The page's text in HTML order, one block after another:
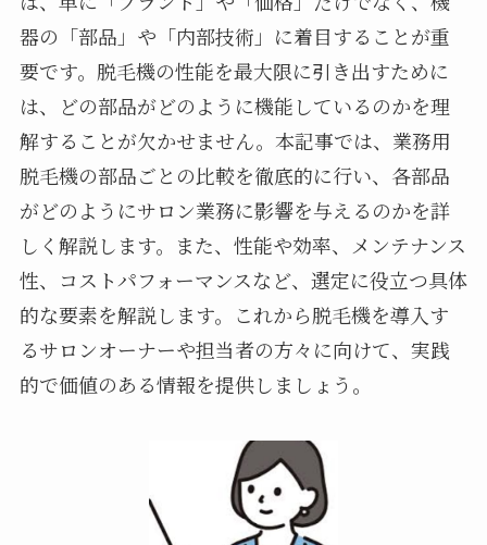
器の「部品」や「内部技術」に着目することが重
要です。脱毛機の性能を最大限に引き出すために
は、どの部品がどのように機能しているのかを理
解することが欠かせません。本記事では、業務用
脱毛機の部品ごとの比較を徹底的に行い、各部品
がどのようにサロン業務に影響を与えるのかを詳
しく解説します。また、性能や効率、メンテナンス
性、コストパフォーマンスなど、選定に役立つ具体
的な要素を解説します。これから脱毛機を導入す
るサロンオーナーや担当者の方々に向けて、実践
的で価値のある情報を提供しましょう。